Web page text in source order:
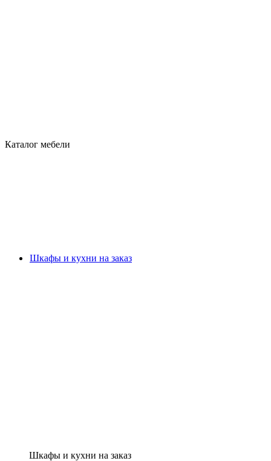
Каталог мебели
Шкафы и кухни на заказ
Шкафы и кухни на заказ